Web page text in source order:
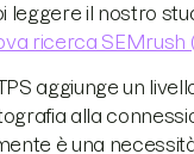
leggere il nostro
ricerca SEMrush
aggiunge un
alla
è una